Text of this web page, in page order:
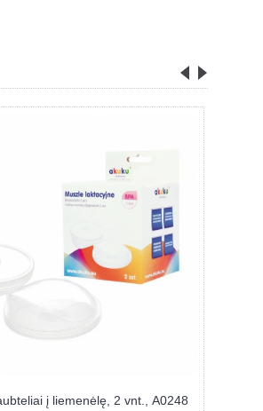
BABYONO vienkartiniai įklotai į
NIGHT & DAY, 40 vnt.